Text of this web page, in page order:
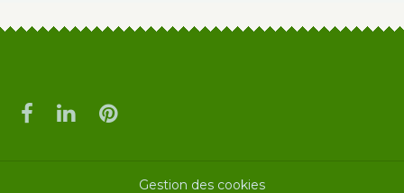
Gestion des cookies